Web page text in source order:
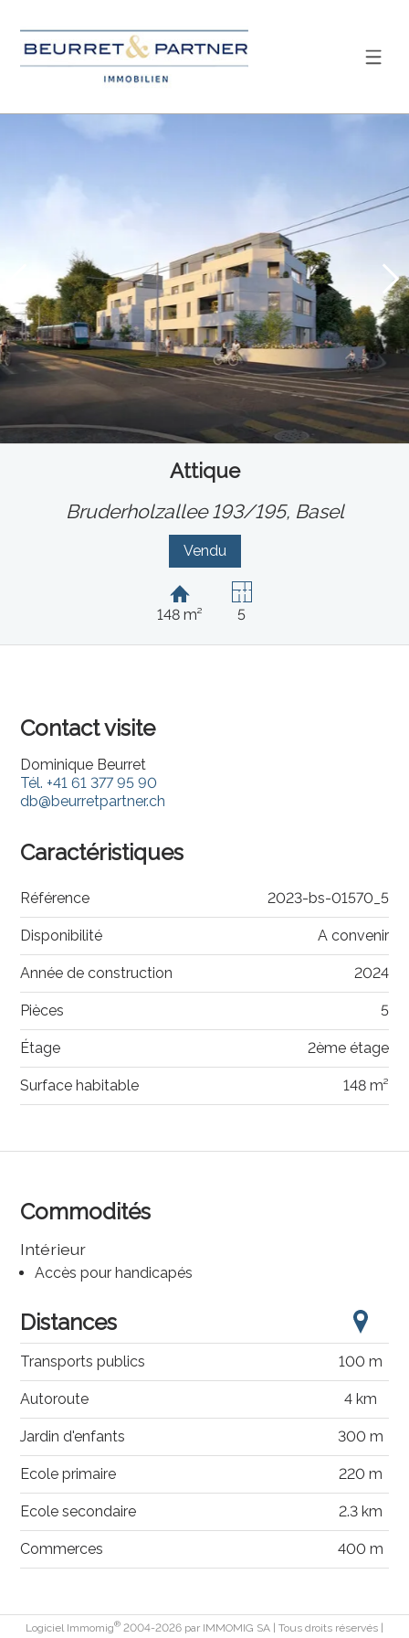
Attique
Bruderholzallee 193/195, Basel
Vendu
148 m² 5
Commodités
Intérieur
Accès pour handicapés
Distances
Transports publics 100 m
Autoroute 4 km
Jardin d'enfants 300 m
Ecole primaire 220 m
Ecole secondaire 2.3 km
Commerces 400 m
Contact visite
Dominique Beurret
Tél.+41 61 377 95 90
db@beurretpartner.ch
Caractéristiques
Référence 2023-bs-01570_5
Disponibilité A convenir
Année de construction 2024
Pièces 5
Étage 2ème étage
Surface habitable 148 m²
Logiciel Immomig® 2004-2026 par IMMOMIG SA | Tous droits réservés |